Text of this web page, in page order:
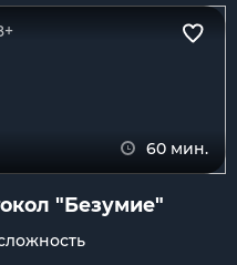
60 мин.
"Безумие"